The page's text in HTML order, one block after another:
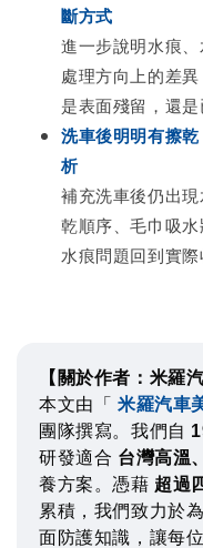
斷方式
進一步說明水痕
處理方向上的差
是表面殘留，還是
洗車後明明有擦
析
補充洗車後仍出
乾順序、毛巾吸
水痕問題回到實際
【關於作者：米羅
本文由「 米羅汽車
團隊撰寫。我們自
研發適合 台灣高溫
養方案。憑藉 超過
累積，我們致力於
面防護知識，讓每